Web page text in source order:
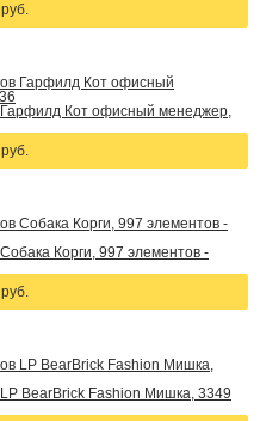
Гарфилд Кот офисный менеджер,
Корги, 997 элементов -
BearBrick Fashion Мишка, 3349